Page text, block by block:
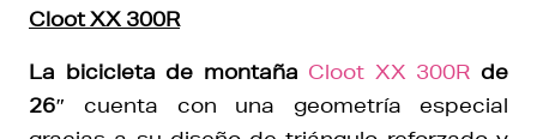
Cloot XX 300R
La bicicleta de montaña Cloot XX 300R de
26″ cuenta con una geometría especial